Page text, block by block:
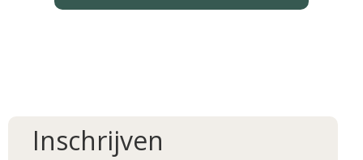
Inschrijven